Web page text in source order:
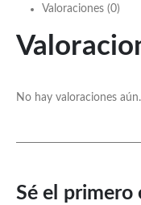
Valoraciones (0)
No hay valoraciones aún.
Sé el primero